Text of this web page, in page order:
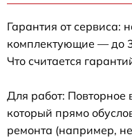
Гарантия от сервиса:
комплектующие — до
Что считается
Для работ: Повторное
который прямо
ремонта (например,